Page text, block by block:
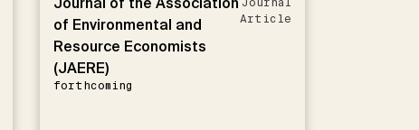
of Environmental and
Resource Economists
(JAERE)
forthcoming
Journal
Article